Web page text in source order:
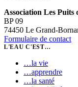
Association Les Puits
BP 09
74450 Le Grand-
Formulaire de contact
L'EAU C'EST…
…la vie
…apprendre
…la santé